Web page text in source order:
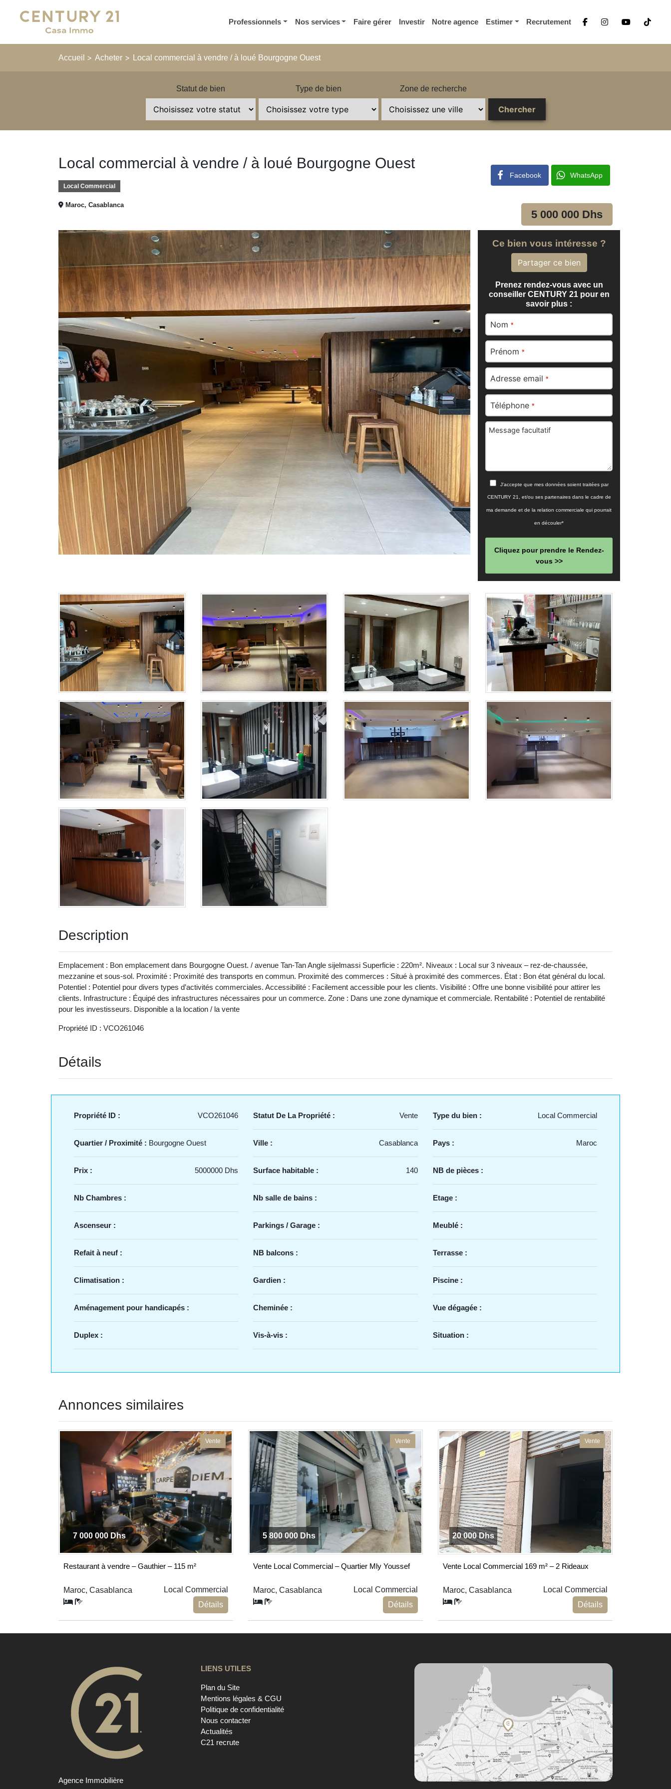
Main Navigation Professionnels Nos services Faire gérer Investir Notre agence Estimer Recrutement
Accueil > Acheter > Local commercial à vendre / à loué Bourgogne Ouest
Statut de bien Type de bien Zone de recherche
Local commercial à vendre / à loué Bourgogne Ouest
Local Commercial
Maroc, Casablanca
Facebook WhatsApp
5 000 000 Dhs
Ce bien vous intéresse ?
Partager ce bien
Prenez rendez-vous avec un
conseiller CENTURY 21 pour en
savoir plus :
Nom *
Prénom *
Adresse email *
Téléphone *
Message facultatif
J'accepte que mes données soient traitées par
CENTURY 21, et/ou ses partenaires dans le cadre de
ma demande et de la relation commerciale qui pourrait
en découler*
Cliquez pour prendre le Rendez-
vous >>
field
should
be left
blank
Description
Emplacement : Bon emplacement dans Bourgogne Ouest. / avenue Tan-Tan Angle sijelmassi Superficie : 220m². Niveaux : Local sur 3 niveaux – rez-de-chaussée,
mezzanine et sous-sol. Proximité : Proximité des transports en commun. Proximité des commerces : Situé à proximité des commerces. État : Bon état général du local.
Potentiel : Potentiel pour divers types d’activités commerciales. Accessibilité : Facilement accessible pour les clients. Visibilité : Offre une bonne visibilité pour attirer les
clients. Infrastructure : Équipé des infrastructures nécessaires pour un commerce. Zone : Dans une zone dynamique et commerciale. Rentabilité : Potentiel de rentabilité
pour les investisseurs. Disponible a la location / la vente
Propriété ID : VCO261046
Détails
Propriété ID : VCO261046
Quartier / Proximité : Bourgogne Ouest
Prix : 5000000 Dhs
Nb Chambres :
Ascenseur :
Refait à neuf :
Climatisation :
Aménagement pour handicapés :
Duplex :
Statut De La Propriété : Vente
Ville : Casablanca
Surface habitable : 140
Nb salle de bains :
Parkings / Garage :
NB balcons :
Gardien :
Cheminée :
Vis-à-vis :
Type du bien : Local Commercial
Pays : Maroc
NB de pièces :
Etage :
Meublé :
Terrasse :
Piscine :
Vue dégagée :
Situation :
Annonces similaires
Vente
7 000 000 Dhs
Restaurant à vendre – Gauthier – 115 m²
Maroc, Casablanca
Local Commercial
Détails
Vente
5 800 000 Dhs
Vente Local Commercial – Quartier Mly Youssef
Maroc, Casablanca
Local Commercial
Détails
Vente
20 000 Dhs
Vente Local Commercial 169 m² – 2 Rideaux
Maroc, Casablanca
Local Commercial
Détails
Agence Immobilière
LIENS UTILES
Plan du Site
Mentions légales & CGU
Politique de confidentialité
Nous contacter
Actualités
C21 recrute